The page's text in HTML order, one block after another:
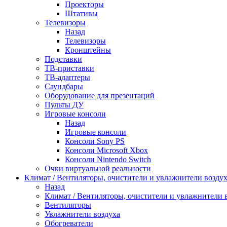
Проекторы
Штативы
Телевизоры
Назад
Телевизоры
Кронштейны
Подставки
ТВ-приставки
ТВ-адаптеры
Саундбары
Оборудование для презентаций
Пульты ДУ
Игровые консоли
Назад
Игровые консоли
Консоли Sony PS
Консоли Microsoft Xbox
Консоли Nintendo Switch
Очки виртуальной реальности
Климат / Вентиляторы, очистители и увлажнители
Назад
Климат / Вентиляторы, очистители и увлажнители
Вентиляторы
Увлажнители воздуха
Обогреватели